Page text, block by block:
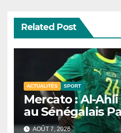
Related Post
ACTUALITÉS SPORT
Mercato : Al-Ahli
au Sénégalais
AOÛT 7, 2026